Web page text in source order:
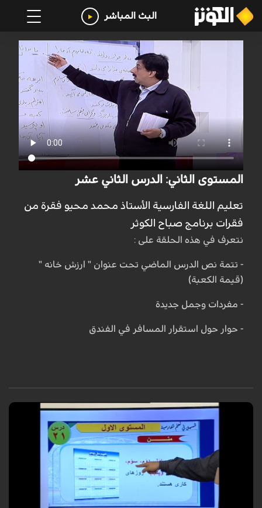
البث المباشر
المستوى الثاني: الدرس الثاني عشر
تعليم اللغة الفارسية الأستاذ محمد محيو فقرة من
فقرات برنامج صباح الكوثر
نتعرف في هذه الحلقة على :
- تتمة نص الدرس الماضي تحت عنوان " ارزش خانه "
(قيمة الكعبة)
- مفردات وجمل جديدة
- حوار حول استقرار المسافر في الفندق
المستوى الأول، الدرس الواحد والعشرون،نصوص حول الزمن والوقت، مع الاستاذ